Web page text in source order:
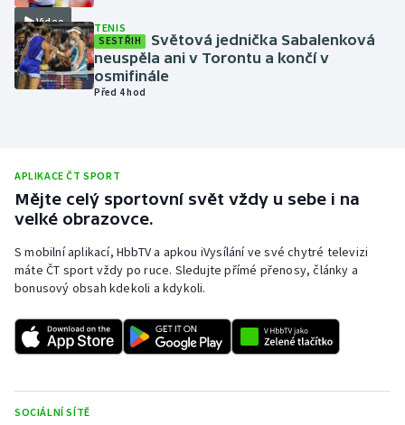
Olympijské hry
Parasport
Ragby
Rychlobruslení
Rychlostní kanoistika
Short track
Stolní tenis
Video TENIS
SESTŘIH
Světová jednička Sabalenková
neuspěla ani v Torontu a končí v
osmifinále
Před 4 hod
APLIKACE ČT SPORT
Mějte celý sportovní svět vždy u sebe i na
velké obrazovce.
S mobilní aplikací, HbbTV a apkou iVysílání ve své chytré televizi
máte ČT sport vždy po ruce. Sledujte přímé přenosy, články a
bonusový obsah kdekoli a kdykoli.
SOCIÁLNÍ SÍTĚ